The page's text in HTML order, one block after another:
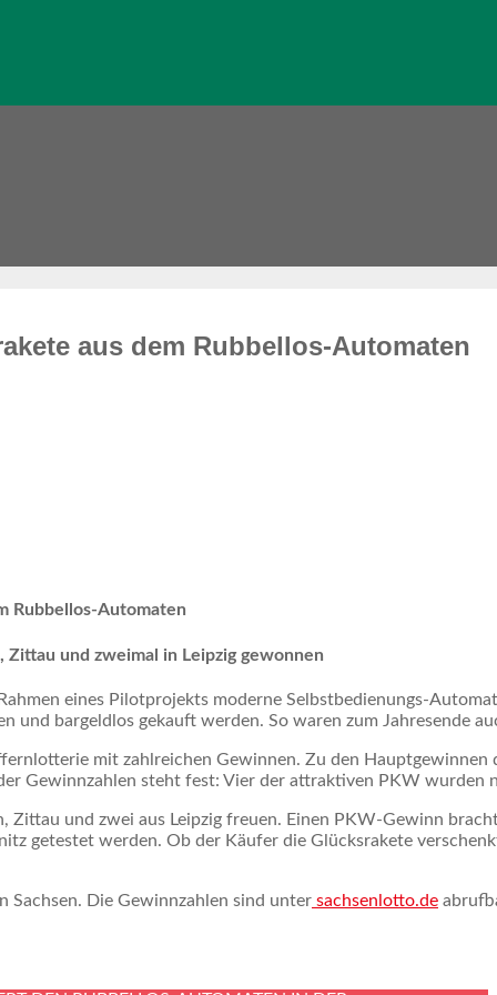
aus dem Rubbellos-Automaten
Rubbellos-Automaten
und zweimal in Leipzig gewonnen
eines Pilotprojekts moderne Selbstbedienungs-
und bargeldlos gekauft werden. So waren zum Jahresende
mit zahlreichen Gewinnen. Zu den Hauptgewinnen
Gewinnzahlen steht fest: Vier der attraktiven PKW wurden
und zwei aus Leipzig freuen. Einen PKW-Gewinn
getestet werden. Ob der Käufer die Glücksrakete
Sachsen. Die Gewinnzahlen sind unter sachsenlotto.de